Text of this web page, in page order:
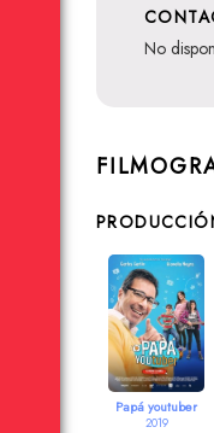
no
Papá youtuber
2019